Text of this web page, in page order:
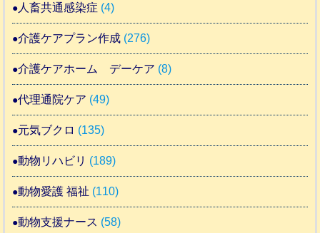
人畜共通感染症 (4)
介護ケアプラン作成 (276)
介護ケアホーム デーケア (8)
代理通院ケア (49)
元気ブクロ (135)
動物リハビリ (189)
動物愛護 福祉 (110)
動物支援ナース (58)